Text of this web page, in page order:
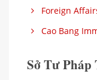
Foreign
Cao Bang
Sở Tư Pháp